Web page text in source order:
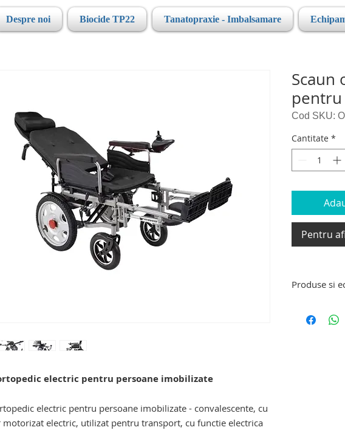
Despre noi Biocide TP22 Tanatopraxie - Imbalsamare
electric pentru persoane imobilizate
electric pentru persoane imobilizate - convalescente, cu
motorizat electric, utilizat pentru transport, cu functie electrica
Scaun
Cod SKU:
Cantitate *
Pentru
Produse si
rotile